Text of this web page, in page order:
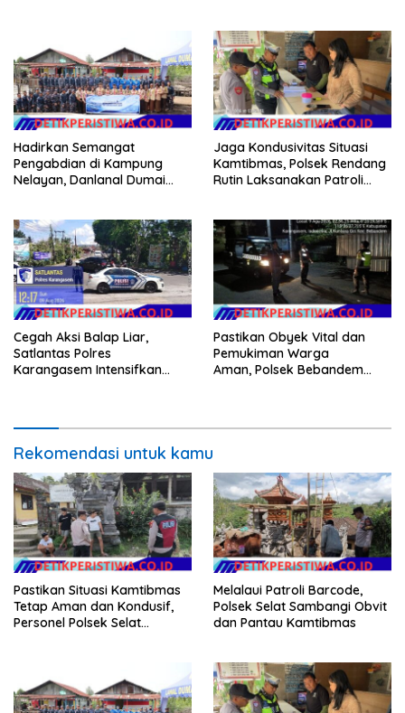
Hadirkan Semangat
Pengabdian di Kampung
Nelayan, Danlanal Dumai
Jaga Kondusivitas Situasi
Kamtibmas, Polsek Rendang
Rutin Laksanakan Patroli
Cegah Aksi Balap Liar,
Satlantas Polres
Karangasem Intensifkan
Pastikan Obyek Vital dan
Pemukiman Warga
Aman, Polsek Bebandem
Rekomendasi untuk kamu
Pastikan Situasi Kamtibmas
Tetap Aman dan Kondusif,
Personel Polsek Selat
Melalaui Patroli Barcode,
Polsek Selat Sambangi Obvit
dan Pantau Kamtibmas